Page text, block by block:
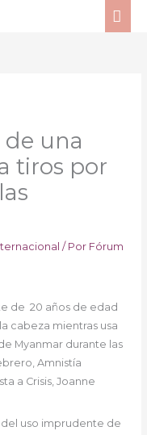
una
tiros por
/ Por Fórum
de 20 años de edad
cabeza mientras usa
Myanmar durante las
Amnistía
a Crisis, Joanne
uso imprudente de